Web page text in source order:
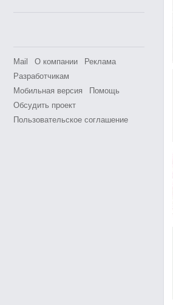
Mail О компании
Реклама
Разработчикам
Мобильная версия
Помощь
Обсудить проект
Пользовательское соглашение